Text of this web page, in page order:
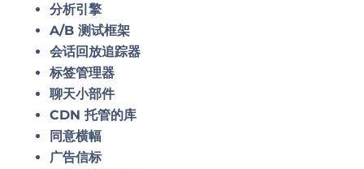
分析引擎
A/B 测试框架
会话回放追踪器
标签管理器
聊天小部件
CDN 托管的库
同意横幅
广告信标